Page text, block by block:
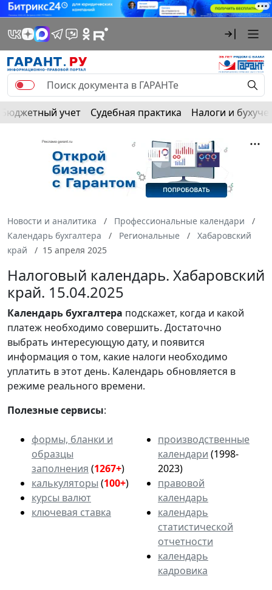
Бюджетный учет Судебная практика Налоги и
Новости и аналитика
Профессиональные календари
Календарь бухгалтера
Региональные
Хабаровский
край
15 апреля 2025
Налоговый календарь. Хабаровский
край. 15.04.2025
Календарьбухгалтера подскажет, когда и какой
платеж необходимо совершить. Достаточно
выбрать интересующую дату, и появится
информация о том, какие налоги необходимо
уплатить в этот день. Календарь обновляется в
режиме реального времени.
Полезные сервисы:
формы, бланки и
образцы
заполнения (1267+)
калькуляторы (100+)
курсы валют
ключевая ставка
производственные
календари (1998-
2023)
правовой
календарь
календарь
статистической
отчетности
календарь
кадровика